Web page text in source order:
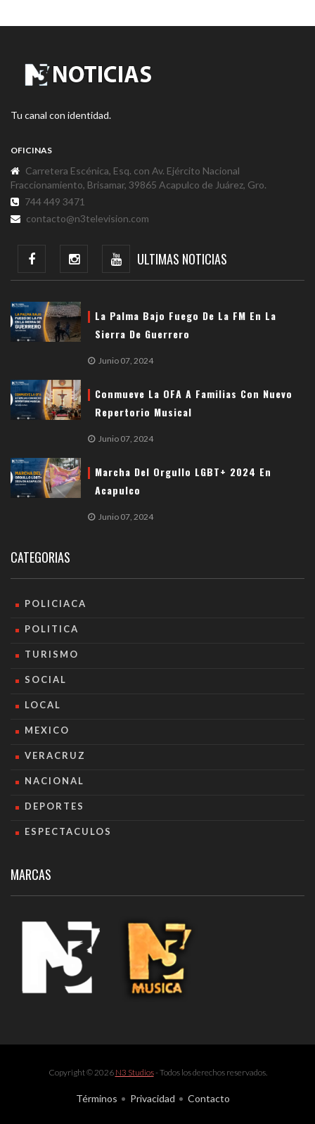
Tu canal con identidad.
OFICINAS
Carretera Escénica, Esq. con Av. Ejército Nacional
Fraccionamiento, Brisamar, 39865 Acapulco de Juárez, Gro.
744 449 3471
contacto@n3television.com
ULTIMAS NOTICIAS
La Palma Bajo Fuego De La FM En La
Sierra De Guerrero
Junio 07, 2024
Conmueve La OFA A Familias Con Nuevo
Repertorio Musical
Junio 07, 2024
Marcha Del Orgullo LGBT+ 2024 En
Acapulco
Junio 07, 2024
CATEGORIAS
POLICIACA
POLITICA
TURISMO
SOCIAL
LOCAL
MEXICO
VERACRUZ
NACIONAL
DEPORTES
ESPECTACULOS
MARCAS
Copyright © 2026 N3 Studios- Todos los derechos reservados.
Términos Privacidad Contacto